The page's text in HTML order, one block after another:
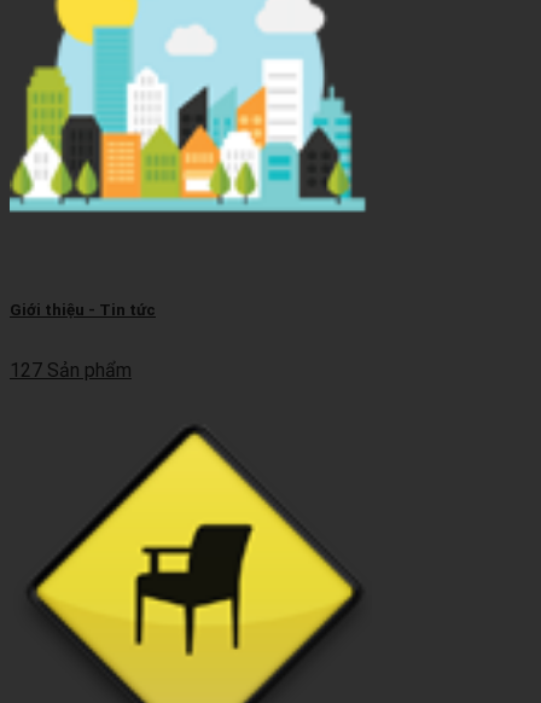
Giới thiệu - Tin tức
127 Sản phẩm